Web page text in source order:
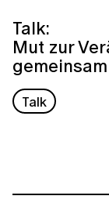
Talk:
Mut zur
Talk